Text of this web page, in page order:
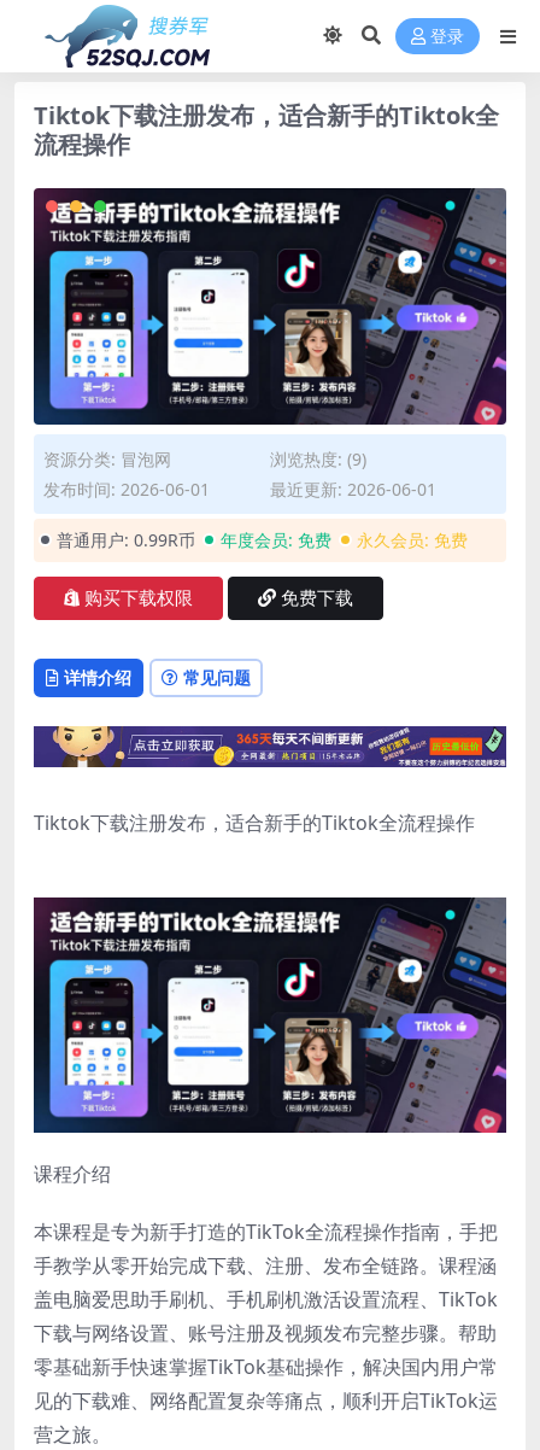
登录
Tiktok下载注册发布，适合新手的Tiktok全
流程操作
资源分类: 冒泡网
浏览热度: (9)
发布时间: 2026-06-01
最近更新: 2026-06-01
普通用户: 0.99R币 年度会员: 免费 永久会员: 免费
购买下载权限 免费下载
详情介绍 常见问题
Tiktok下载注册发布，适合新手的Tiktok全流程操作
课程介绍
本课程是专为新手打造的TikTok全流程操作指南，手把
手教学从零开始完成下载、注册、发布全链路。课程涵
盖电脑爱思助手刷机、手机刷机激活设置流程、TikTok
下载与网络设置、账号注册及视频发布完整步骤。帮助
零基础新手快速掌握TikTok基础操作，解决国内用户常
见的下载难、网络配置复杂等痛点，顺利开启TikTok运
营之旅。